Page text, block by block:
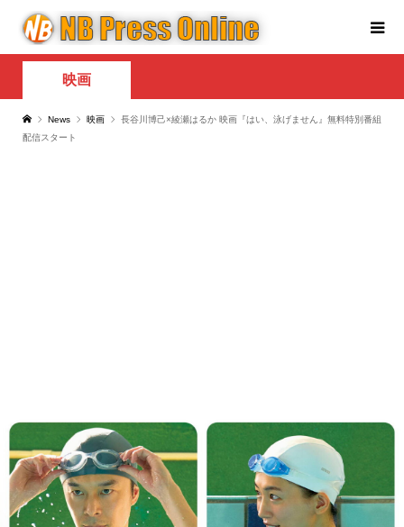
映画
News 映画
長谷川博己×綾瀬はるか 映画『はい、泳げません』無料特別番組
配信スタート